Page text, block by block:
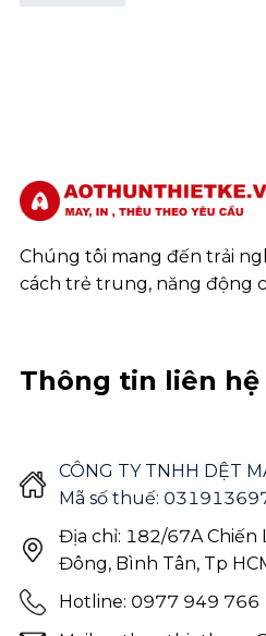
Chúng tôi mang đến trải
cách trẻ trung, năng động
Thông tin liên hệ
Hotline: 0977 949 766
Địa chỉ: 182/67A Chiến
Đông, Bình Tân, Tp
CÔNG TY TNHH DỆT
Mã số thuế: